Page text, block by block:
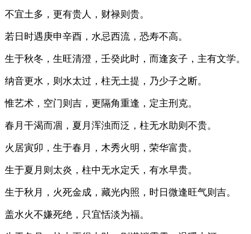
不宜土多，更有贵人，财禄则贵。
若日时遇庚申辛酉，水忌西流，恐寿不高。
生于秋冬，生旺清澄，壬癸此时，而逢亥子，主有文学。
纳音更水，则水太过，柱无土提，乃少子之断。
惟艺术，空门则吉，更隔角重逢，定主刑克。
春月干渴而凅，夏月浑浊而泛，柱无水助则不贵。
火居寅卯，生于春月，木秀火明，荣华富贵。
生于夏月则太炎，柱中无水定夭，有水早贵。
生于秋月，火死金成，藏光内照，时日微逢旺气则吉。
盖水火不嫌死绝，只宜恬淡为福。